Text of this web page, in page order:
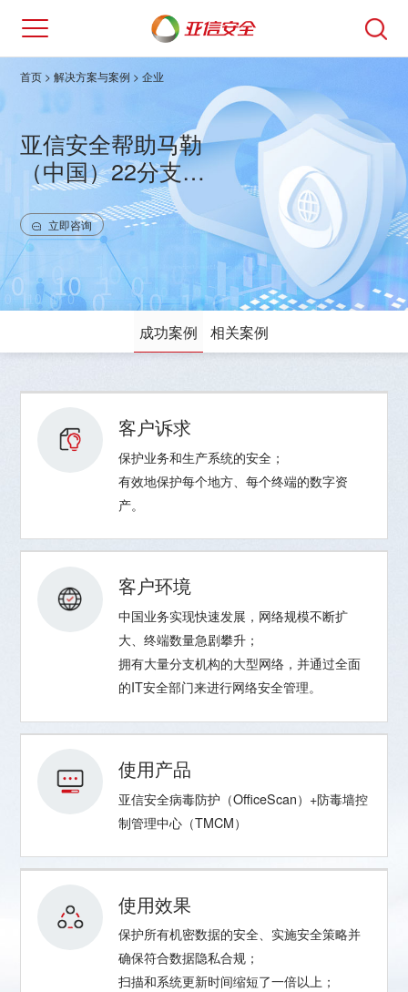
首页 > 解决方案与案例 > 企业
亚信安全帮助马勒
（中国）22分支机
构统一部署安全防御
系统立即咨询
成功案例 相关案例
客户诉求
保护业务和生产系统的安全；
有效地保护每个地方、每个终端的数字资
产。
客户环境
中国业务实现快速发展，网络规模不断扩
大、终端数量急剧攀升；
拥有大量分支机构的大型网络，并通过全面
的IT安全部门来进行网络安全管理。
使用产品
亚信安全病毒防护（OfficeScan）+防毒墙控
制管理中心（TMCM）
使用效果
保护所有机密数据的安全、实施安全策略并
确保符合数据隐私合规；
扫描和系统更新时间缩短了一倍以上；